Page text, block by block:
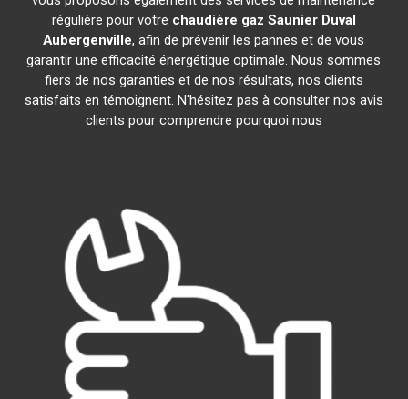
régulière pour votre chaudière gaz Saunier Duval
Aubergenville, afin de prévenir les pannes et de vous
garantir une efficacité énergétique optimale. Nous sommes
fiers de nos garanties et de nos résultats, nos clients
satisfaits en témoignent. N'hésitez pas à consulter nos avis
clients pour comprendre pourquoi nous